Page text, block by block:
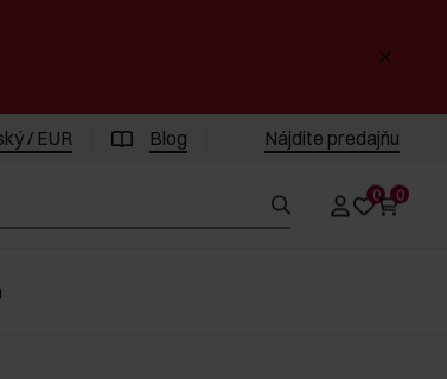
/ EUR Blog Nájdite predajňu
0 0